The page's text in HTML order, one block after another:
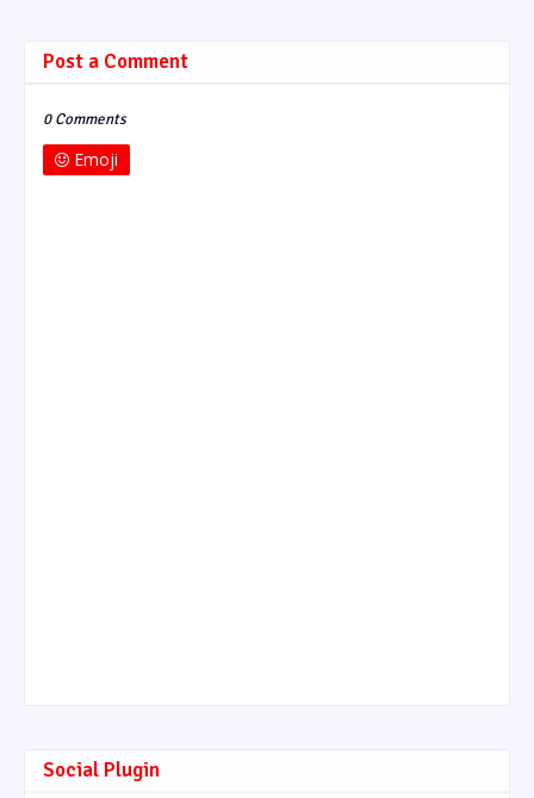
Post a Comment
0 Comments
Emoji
Social Plugin